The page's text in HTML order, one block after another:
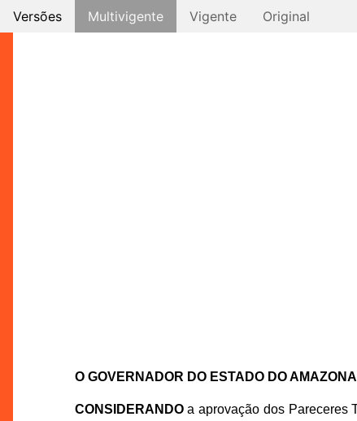
Versões Multivigente Vigente Original
O GOVERNADOR DO ESTADO DO
CONSIDERANDOa aprovação dos Pareceres